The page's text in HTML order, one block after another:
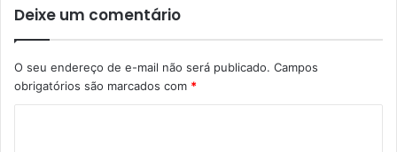
Deixe um comentário
O seu endereço de e-mail não será publicado. Campos
obrigatórios são marcados com *